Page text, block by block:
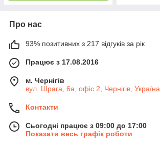
Про нас
93% позитивних з 217 відгуків за рік
Працює з 17.08.2016
м. Чернігів
вул. Шрага, 6а, офіс 2, Чернігів, Україна
Контакти
Сьогодні працює з 09:00 до 17:00
Показати весь графік роботи